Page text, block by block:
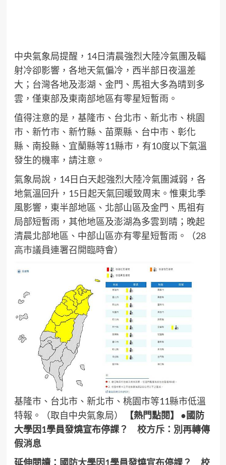
中央氣象局提醒，14日清晨強烈大陸冷氣團及輻
射冷卻影響，各地天氣偏冷，西半部日夜溫差
大；台灣各地及澎湖、金門、馬祖大多為晴到多
雲，僅東部及東南部地區有零星短暫雨。
值得注意的是，基隆市、台北市、新北市、桃園
市、新竹市、新竹縣、苗栗縣、台中市、彰化
縣、南投縣、宜蘭縣等11縣市，有10度以下氣溫
發生的機率，請注意。
氣象局說，14日白天起強烈大陸冷氣團減弱，各
地氣溫回升，15日起天氣回暖致周末。惟東北季
風影響，東半部地區、北部山區及金門、馬祖有
局部短暫雨，其他地區及澎湖為多雲到晴；晚起
清晨北部地區、中部山區亦有零星短暫雨。（28
高市議員連署召開臨時會）
基隆市、台北市、新北市、桃園市等11縣市低溫
特報。（取自中央氣象局）
【熱門點閱】
●國防
大學因1學員發燒宣布停課？ 校方斥：別再轉傳
假消息
延伸閱讀： 國防大學因1學員發燒宣布停課？ 校